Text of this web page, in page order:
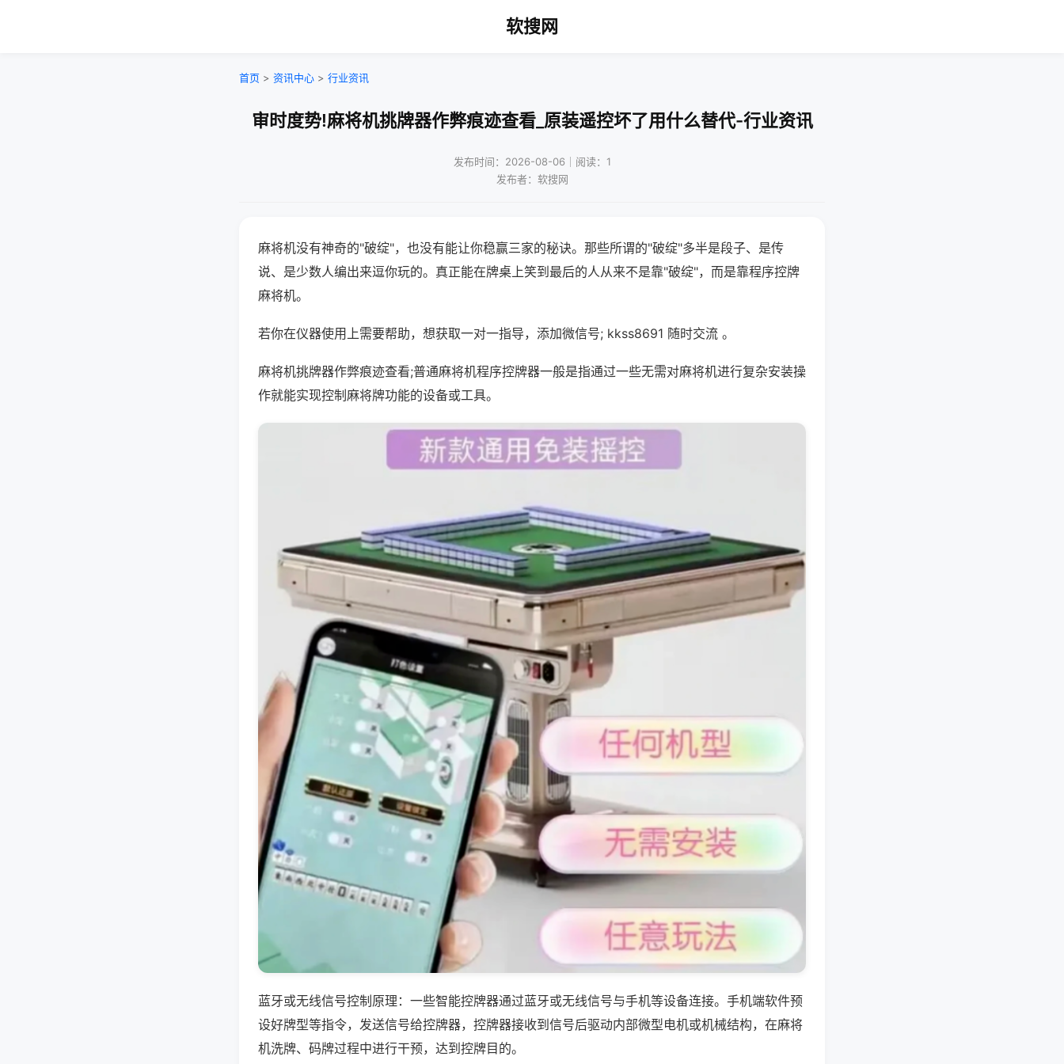
软搜网
首页 > 资讯中心 > 行业资讯
审时度势!麻将机挑牌器作弊痕迹查看_原装遥控坏了用什么替代-行业资讯
发布时间：2026-08-06｜阅读：1
发布者：软搜网
麻将机没有神奇的"破绽"，也没有能让你稳赢三家的秘诀。那些所谓的"破绽"多半是段子、是传
说、是少数人编出来逗你玩的。真正能在牌桌上笑到最后的人从来不是靠"破绽"，而是靠程序控牌
麻将机。
若你在仪器使用上需要帮助，想获取一对一指导，添加微信号; kkss8691 随时交流 。
麻将机挑牌器作弊痕迹查看;普通麻将机程序控牌器一般是指通过一些无需对麻将机进行复杂安装操
作就能实现控制麻将牌功能的设备或工具。
蓝牙或无线信号控制原理：一些智能控牌器通过蓝牙或无线信号与手机等设备连接。手机端软件预
设好牌型等指令，发送信号给控牌器，控牌器接收到信号后驱动内部微型电机或机械结构，在麻将
机洗牌、码牌过程中进行干预，达到控牌目的。